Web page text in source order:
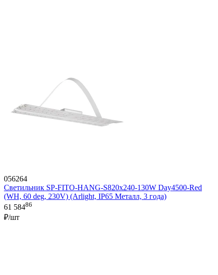
056264
Светильник SP-FITO-HANG-S820х240-130W Day4500-Red
(WH, 60 deg, 230V) (Arlight, IP65 Металл, 3 года)
61 58486
₽/шт